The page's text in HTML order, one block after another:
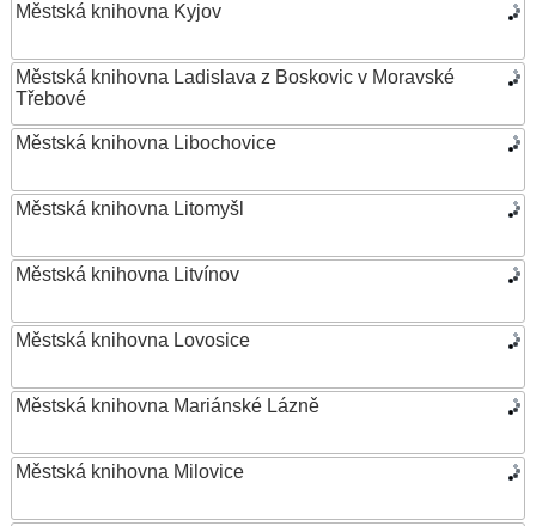
Městská knihovna Kyjov
Městská knihovna Ladislava z Boskovic v Moravské
Třebové
Městská knihovna Libochovice
Městská knihovna Litomyšl
Městská knihovna Litvínov
Městská knihovna Lovosice
Městská knihovna Mariánské Lázně
Městská knihovna Milovice